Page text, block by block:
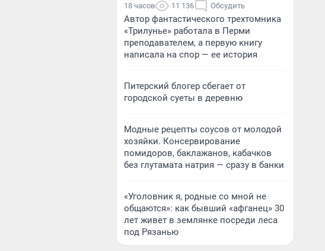
18 часов 11 136 Обсудить
Автор фантастического трехтомника
«Трилунье» работала в Перми
преподавателем, а первую книгу
написала на спор — ее история
Питерский блогер сбегает от
городской суеты в деревню
Модные рецепты соусов от молодой
хозяйки. Консервирование
помидоров, баклажанов, кабачков
без глутамата натрия — сразу в банки
«Уголовник я, родные со мной не
общаются»: как бывший «афганец» 30
лет живет в землянке посреди леса
под Рязанью